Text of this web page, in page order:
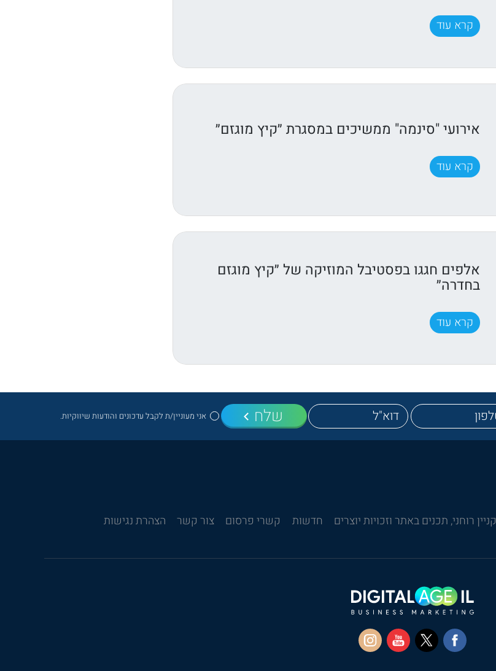
קרא עוד
אירועי "סינמה" ממשיכים במסגרת ״קיץ מוגזם״
קרא עוד
אלפים חגגו בפסטיבל המוזיקה של ״קיץ מוגזם
בחדרה״
קרא עוד
אני מעוניין/ת לקבל עדכונים והודעות שיווקיות. שלח
קניין רוחני, תכנים באתר וזכויות יוצרים חדשות קשרי פרסום צור קשר הצהרת נגישות